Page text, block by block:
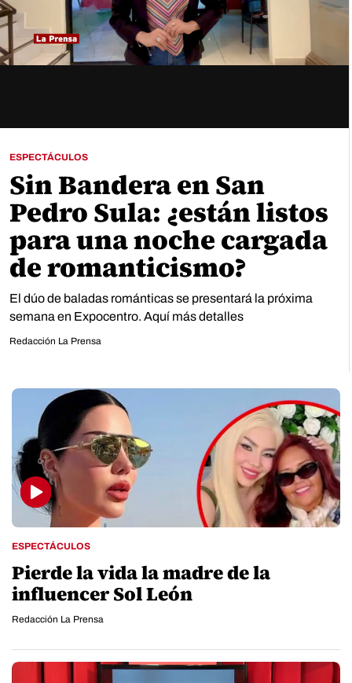
ESPECTÁCULOS
Sin Bandera en San
Pedro Sula: ¿están listos
para una noche cargada
de romanticismo?
El dúo de baladas románticas se presentará la próxima
semana en Expocentro. Aquí más detalles
Redacción La Prensa
ESPECTÁCULOS
Pierde la vida la madre de la
influencer Sol León
Redacción La Prensa